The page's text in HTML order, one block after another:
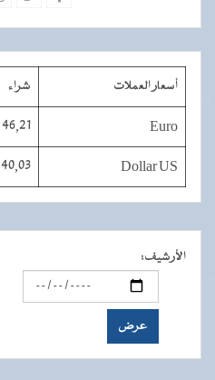
أسعار العملات شراء
Euro
46,21
Dollar US
40,03
الأرشيف: